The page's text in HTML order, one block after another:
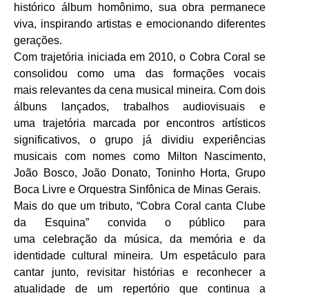
histórico álbum homônimo, sua obra permanece
viva, inspirando artistas e emocionando diferentes
gerações.
Com trajetória iniciada em 2010, o Cobra Coral se
consolidou como uma das formações vocais
mais relevantes da cena musical mineira. Com dois
álbuns lançados, trabalhos audiovisuais e
uma trajetória marcada por encontros artísticos
significativos, o grupo já dividiu experiências
musicais com nomes como Milton Nascimento,
João Bosco, João Donato, Toninho Horta, Grupo
Boca Livre e Orquestra Sinfônica de Minas Gerais.
Mais do que um tributo, “Cobra Coral canta Clube
da Esquina” convida o público para
uma celebração da música, da memória e da
identidade cultural mineira. Um espetáculo para
cantar junto, revisitar histórias e reconhecer a
atualidade de um repertório que continua a